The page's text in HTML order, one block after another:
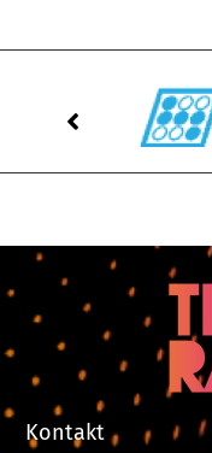
Kontakt